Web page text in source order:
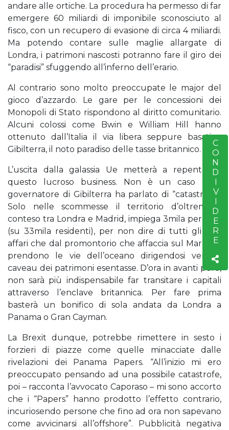
andare alle ortiche. La procedura ha permesso di far
emergere 60 miliardi di imponibile sconosciuto al
fisco, con un recupero di evasione di circa 4 miliardi.
Ma potendo contare sulle maglie allargate di
Londra, i patrimoni nascosti potranno fare il giro dei
“paradisi” sfuggendo all’inferno dell’erario.
Al contrario sono molto preoccupate le major del
gioco d’azzardo. Le gare per le concessioni dei
Monopoli di Stato rispondono al diritto comunitario.
Alcuni colossi come Bwin e William Hill hanno
ottenuto dall’Italia il via libera seppure basati a
Gibilterra, il noto paradiso delle tasse britannico.
L’uscita dalla galassia Ue metterà a repentaglio
questo lucroso business. Non è un caso se il
governatore di Gibilterra ha parlato di “catastrofe”.
Solo nelle scommesse il territorio d’oltremare,
conteso tra Londra e Madrid, impiega 3mila persone
(su 33mila residenti), per non dire di tutti gli altri
affari che dal promontorio che affaccia sul Marocco
prendono le vie dell’oceano dirigendosi verso i
caveau dei patrimoni esentasse. D’ora in avanti però,
non sarà più indispensabile far transitare i capitali
attraverso l’enclave britannica. Per fare prima
basterà un bonifico di sola andata da Londra a
Panama o Gran Cayman.
La Brexit dunque, potrebbe rimettere in sesto i
forzieri di piazze come quelle minacciate dalle
rivelazioni dei Panama Papers. “All’inizio mi ero
preoccupato pensando ad una possibile catastrofe,
poi – racconta l’avvocato Caporaso – mi sono accorto
che i “Papers” hanno prodotto l’effetto contrario,
incuriosendo persone che fino ad ora non sapevano
come avvicinarsi all’offshore”. Pubblicità negativa
CONDIVIDERE